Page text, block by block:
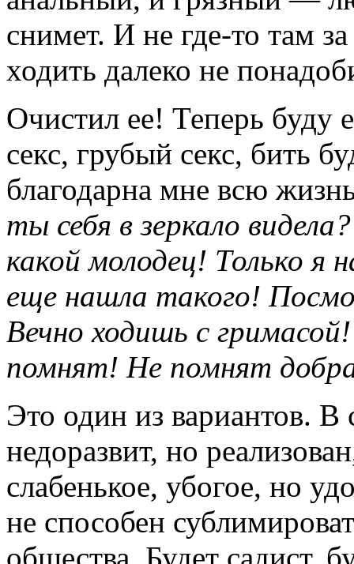
снимет. И не где-то там
ходить далеко не
Очистил ее! Теперь буду
секс, грубый секс, бить
благодарна мне всю
ты себя в зеркало
какой молодец! Только
еще нашла такого!
Вечно ходишь с
помнят! Не помнят
Это один из вариантов. В
недоразвит, но
слабенькое, убогое, но
не способен
общества. Будет садист,